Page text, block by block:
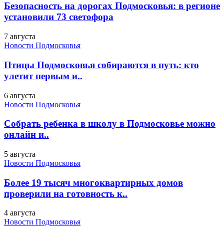
Безопасность на дорогах Подмосковья: в регионе
установили 73 светофора
7 августа
Новости Подмосковья
Птицы Подмосковья собираются в путь: кто
улетит первым и..
6 августа
Новости Подмосковья
Собрать ребенка в школу в Подмосковье можно
онлайн и..
5 августа
Новости Подмосковья
Более 19 тысяч многоквартирных домов
проверили на готовность к..
4 августа
Новости Подмосковья